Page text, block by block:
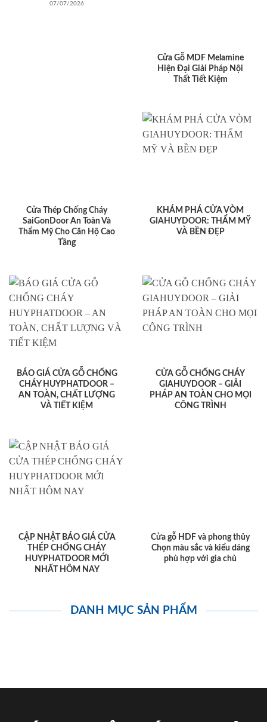
07/07/2026
Cửa Gỗ MDF Melamine
Hiện Đại Giải Pháp Nội
Thất Tiết Kiệm
Cửa Thép Chống Cháy
SaiGonDoor An Toàn Và
Thẩm Mỹ Cho Căn Hộ Cao
Tầng
KHÁM PHÁ CỬA VÒM
GIAHUYDOOR: THẨM MỸ
VÀ BỀN ĐẸP
BÁO GIÁ CỬA GỖ CHỐNG
CHÁY HUYPHATDOOR –
AN TOÀN, CHẤT LƯỢNG
VÀ TIẾT KIỆM
CỬA GỖ CHỐNG CHÁY
GIAHUYDOOR – GIẢI
PHÁP AN TOÀN CHO MỌI
CÔNG TRÌNH
CẬP NHẬT BÁO GIÁ CỬA
THÉP CHỐNG CHÁY
HUYPHATDOOR MỚI
NHẤT HÔM NAY
Cửa gỗ HDF và phong thủy
Chọn màu sắc và kiểu dáng
phù hợp với gia chủ
DANH MỤC SẢN PHẨM